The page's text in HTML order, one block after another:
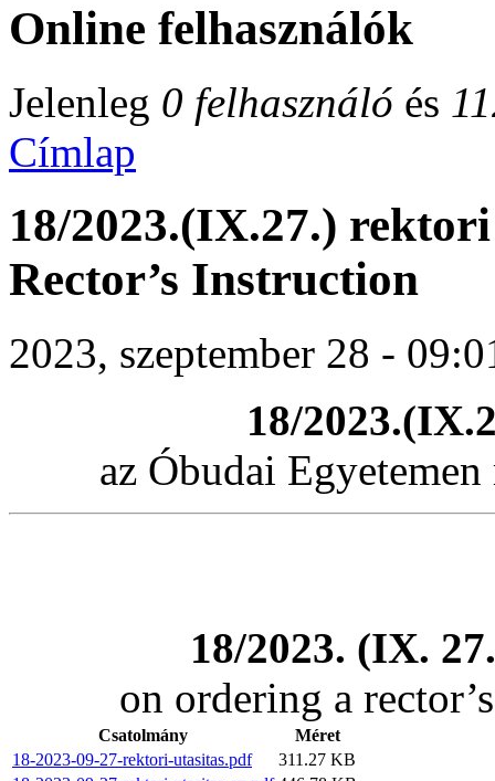
Online felhasználók
Jelenleg 0 felhasználó és
Címlap
18/2023.(IX.27.)
Rector’s Instruction
2023, szeptember 28 -
18/
az Óbudai
18/2023. (IX.
on ordering a
Csatolmány
Méret
18-2023-09-27-rektori-utasitas.pdf
311.27 KB